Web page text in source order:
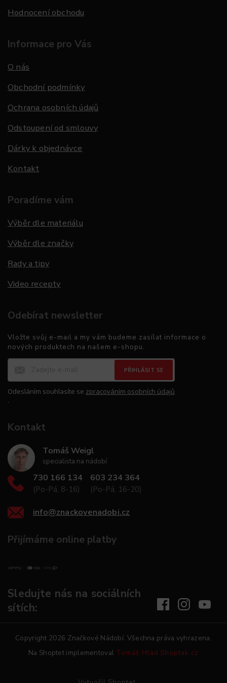
Hodnocení obchodu
Informace pro Vás
O nás
Obchodní podmínky
Ochrana osobních údajů
Odstoupení od smlouvy
Dárky k objednávce
Kontakt
Poradíme vám
Výběr dle materiálu
Výběr dle značky
Rady a tipy
Video recepty
Odebírat newsletter
Vložte svůj e-mail a my vám budeme zasílat informace o
nových produktech na našem e-shopu.
PŘIHLÁSIT SE
Odesláním souhlasíte se zpracováním osobních údajů
.
Kontakt
Tomáš Weigl
specialista na nádobí
730 166 134
(Po-Pá, 8-16)
603 234 364
(Po-Pá, 16-20)
info@znackovenadobi.cz
Přijímáme online platby
Sledujte nás na sociálních
sítích:
Copyright 2026 Značkové Nádobí. Všechna práva vyhrazena.
Na Shoptet implementoval Tomáš Hlad Shoptak.cz